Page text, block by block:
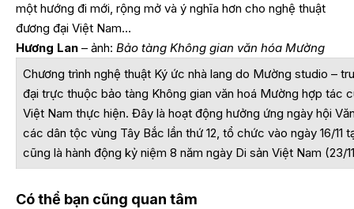
một hướng đi mới, rộng mở và ý nghĩa hơn cho nghệ thuật
đương đại Việt Nam…
Hương Lan – ảnh: Bảo tàng Không gian văn hóa Mường
Chương trình nghệ thuật Ký ức nhà lang do Mường studio –
đại trực thuộc bảo tàng Không gian văn hoá Mường hợp tác
Việt Nam thực hiện. Đây là hoạt động hưởng ứng ngày hội
các dân tộc vùng Tây Bắc lần thứ 12, tổ chức vào ngày 16/11
cũng là hành động kỷ niệm 8 năm ngày Di sản Việt Nam (23/
Có thể bạn cũng quan tâm